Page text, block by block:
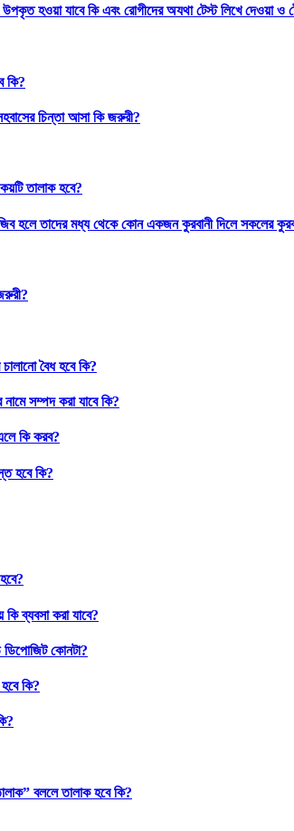
হওয়া যাবে কি এবং রোগীদের অযথা টেস্ট লিখে দেওয়া ও
কি?
চিন্তা আসা কি জরুরী?
তালাক হবে?
হলে তাদের মধ্য থেকে কোন একজন কুরবানী দিলে সকলের
চালানো বৈধ হবে কি?
সম্পদ করা যাবে কি?
কি করব?
হবে কি?
কি ব্যবসা করা যাবে?
ডিপোজিট কোনটা?
হবে কি?
বললে তালাক হবে কি?